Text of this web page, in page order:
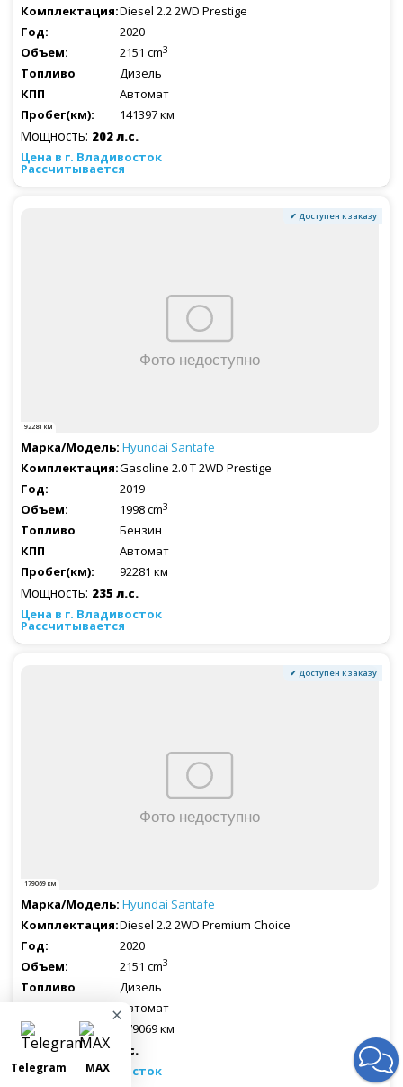
Diesel 2.2 2WD Prestige
2020
2151 cm3
Дизель
Автомат
141397 км
Мощность: 202 л.с.
Рассчитывается
✔ Доступен к заказу
92281 км
Hyundai Santafe
Gasoline 2.0 T 2WD Prestige
2019
1998 cm3
Бензин
Автомат
92281 км
Мощность: 235 л.с.
Рассчитывается
✔ Доступен к заказу
179069 км
Hyundai Santafe
Diesel 2.2 2WD Premium Choice
2020
2151 cm3
Дизель
Автомат
179069 км
Мощность:202 л.с.
×
Telegram MAX